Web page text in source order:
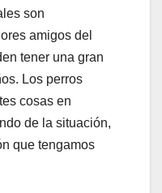
son
amigos del
tener una gran
Los perros
cosas en
de la situación,
que tengamos